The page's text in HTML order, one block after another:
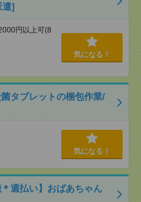
遣]
円以上可(8
気になる！
タブレットの梱包作業/
気になる！
週払い】おばあちゃん